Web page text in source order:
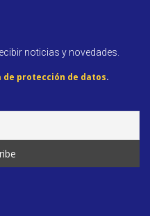
noticias y novedades.
de protección de datos.